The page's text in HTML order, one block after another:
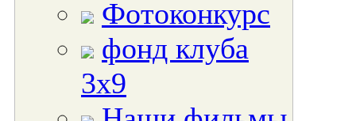
Фотоконкурс
фонд клуба
3х9